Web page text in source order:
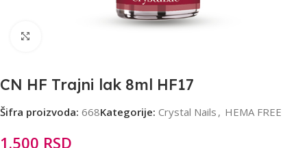
CN HF Trajni lak 8ml HF17
Šifra proizvoda: 668Kategorije: Crystal Nails , HEMA FREE
1.500 RSD